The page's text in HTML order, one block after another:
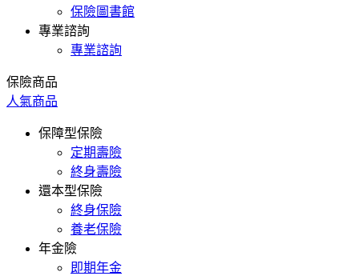
保險圖書館
專業諮詢
專業諮詢
保險商品
人氣商品
保障型保險
定期壽險
終身壽險
還本型保險
終身保險
養老保險
年金險
即期年金